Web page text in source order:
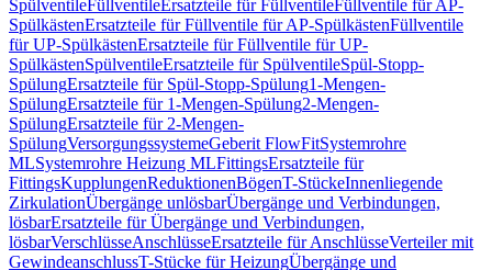
SpülventileFüllventileErsatzteile für FüllventileFüllventile für AP-
SpülkästenErsatzteile für Füllventile für AP-SpülkästenFüllventile
für UP-SpülkästenErsatzteile für Füllventile für UP-
SpülkästenSpülventileErsatzteile für SpülventileSpül-Stopp-
SpülungErsatzteile für Spül-Stopp-Spülung1-Mengen-
SpülungErsatzteile für 1-Mengen-Spülung2-Mengen-
SpülungErsatzteile für 2-Mengen-
SpülungVersorgungssystemeGeberit FlowFitSystemrohre
MLSystemrohre Heizung MLFittingsErsatzteile für
FittingsKupplungenReduktionenBögenT-StückeInnenliegende
ZirkulationÜbergänge unlösbarÜbergänge und Verbindungen,
lösbarErsatzteile für Übergänge und Verbindungen,
lösbarVerschlüsseAnschlüsseErsatzteile für AnschlüsseVerteiler mit
GewindeanschlussT-Stücke für HeizungÜbergänge und